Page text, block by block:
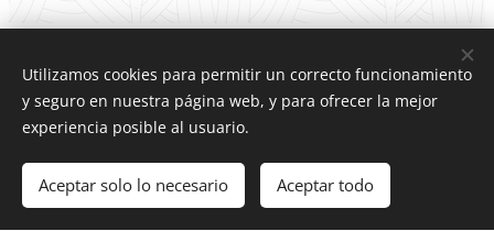
REGALOS
EXCLUSIVOS
Utilizamos cookies para permitir un correcto funcionamiento
y seguro en nuestra página web, y para ofrecer la mejor
experiencia posible al usuario.
Aceptar solo lo necesario Aceptar todo